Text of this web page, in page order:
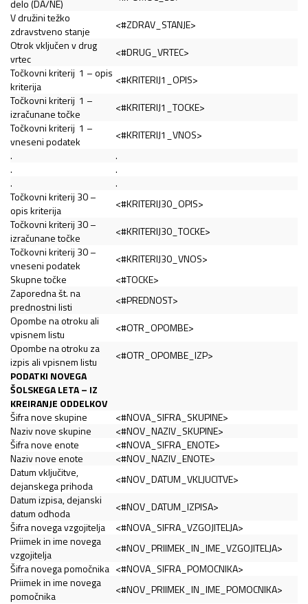
delo (DA/NE)
V družini težko
zdravstveno stanje
<#ZDRAV_STANJE>
Otrok vključen v drug
vrtec
<#DRUG_VRTEC>
Točkovni kriterij 1 – opis
kriterija
<#KRITERIJ1_OPIS>
Točkovni kriterij 1 –
izračunane točke
<#KRITERIJ1_TOCKE>
Točkovni kriterij 1 –
vneseni podatek
<#KRITERIJ1_VNOS>
.
.
.
.
.
.
Točkovni kriterij 30 –
opis kriterija
<#KRITERIJ30_OPIS>
Točkovni kriterij 30 –
izračunane točke
<#KRITERIJ30_TOCKE>
Točkovni kriterij 30 –
vneseni podatek
<#KRITERIJ30_VNOS>
Skupne točke
<#TOCKE>
Zaporedna št. na
prednostni listi
<#PREDNOST>
Opombe na otroku ali
vpisnem listu
<#OTR_OPOMBE>
Opombe na otroku za
izpis ali vpisnem listu
<#OTR_OPOMBE_IZP>
PODATKI NOVEGA
ŠOLSKEGA LETA – IZ
KREIRANJE ODDELKOV
Šifra nove skupine
<#NOVA_SIFRA_SKUPINE>
Naziv nove skupine
<#NOV_NAZIV_SKUPINE>
Šifra nove enote
<#NOVA_SIFRA_ENOTE>
Naziv nove enote
<#NOV_NAZIV_ENOTE>
Datum vključitve,
dejanskega prihoda
<#NOV_DATUM_VKLJUCITVE>
Datum izpisa, dejanski
datum odhoda
<#NOV_DATUM_IZPISA>
Šifra novega vzgojitelja
<#NOVA_SIFRA_VZGOJITELJA>
Priimek in ime novega
vzgojitelja
<#NOV_PRIIMEK_IN_IME_VZGOJITELJA>
Šifra novega pomočnika <#NOVA_SIFRA_POMOCNIKA>
Priimek in ime novega
pomočnika
<#NOV_PRIIMEK_IN_IME_POMOCNIKA>